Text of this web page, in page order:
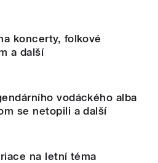
koncerty, folkové
a další
vodáckého alba
se netopili a další
na letní téma